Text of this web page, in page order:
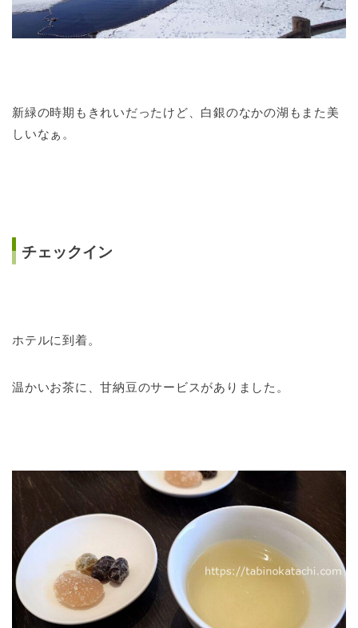
新緑の時期もきれいだったけど、白銀のなかの湖もまた美
しいなぁ。
チェックイン
ホテルに到着。
温かいお茶に、甘納豆のサービスがありました。